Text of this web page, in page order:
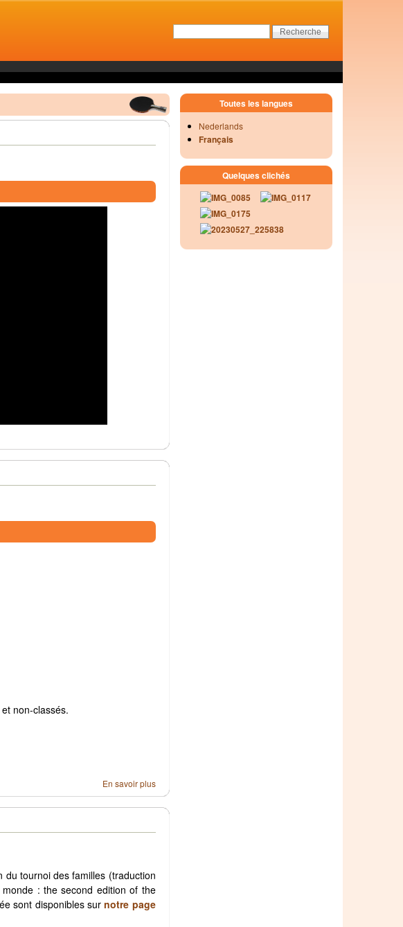
non-classés.
En savoir plus
du tournoi des familles (traduction
: the second edition of the
sont disponibles surnotre page
Toutes les langues
Nederlands
Français
Quelques clichés